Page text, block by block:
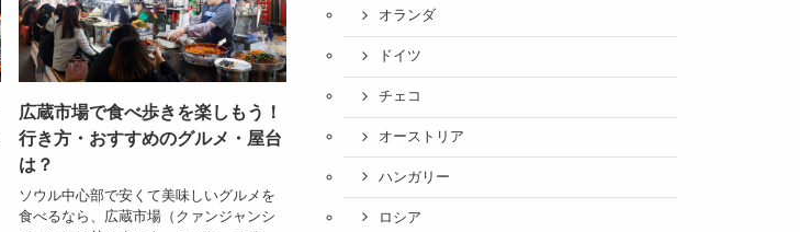
広蔵市場で食べ歩きを楽しもう！
行き方・おすすめのグルメ・屋台
は？
ソウル中心部で安くて美味しいグルメを
食べるなら、広蔵市場（クァンジャンシ
オランダ
ドイツ
チェコ
オーストリア
ハンガリー
ロシア